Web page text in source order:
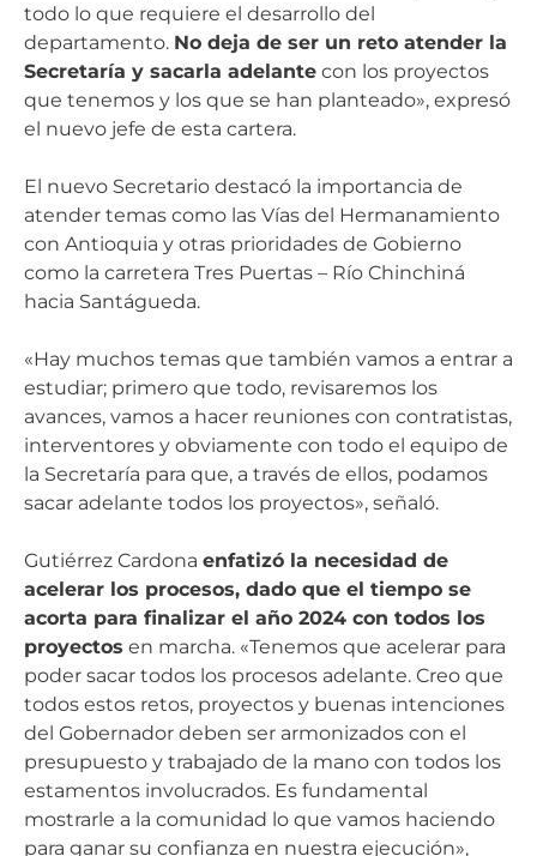
todo lo que requiere el desarrollo del
departamento. No deja de ser un reto atender la
Secretaría y sacarla adelante con los proyectos
que tenemos y los que se han planteado», expresó
el nuevo jefe de esta cartera.
El nuevo Secretario destacó la importancia de
atender temas como las Vías del Hermanamiento
con Antioquia y otras prioridades de Gobierno
como la carretera Tres Puertas – Río Chinchiná
hacia Santágueda.
«Hay muchos temas que también vamos a entrar a
estudiar; primero que todo, revisaremos los
avances, vamos a hacer reuniones con contratistas,
interventores y obviamente con todo el equipo de
la Secretaría para que, a través de ellos, podamos
sacar adelante todos los proyectos», señaló.
Gutiérrez Cardona enfatizó la necesidad de
acelerar los procesos, dado que el tiempo se
acorta para finalizar el año 2024 con todos los
proyectos en marcha. «Tenemos que acelerar para
poder sacar todos los procesos adelante. Creo que
todos estos retos, proyectos y buenas intenciones
del Gobernador deben ser armonizados con el
presupuesto y trabajado de la mano con todos los
estamentos involucrados. Es fundamental
mostrarle a la comunidad lo que vamos haciendo
para ganar su confianza en nuestra ejecución»,